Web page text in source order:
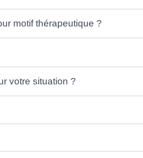
motif thérapeutique ?
votre situation ?